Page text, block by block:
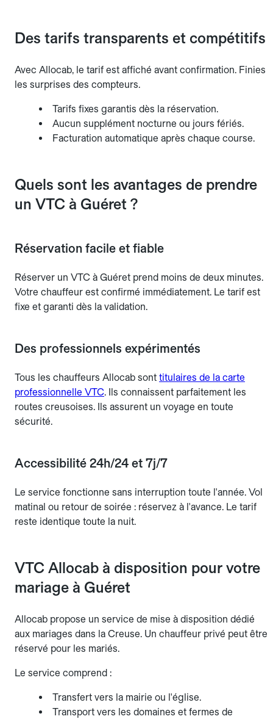
Des tarifs transparents et compétitifs
Avec Allocab, le tarif est affiché avant confirmation. Finies
les surprises des compteurs.
Tarifs fixes garantis dès la réservation.
Aucun supplément nocturne ou jours fériés.
Facturation automatique après chaque course.
Quels sont les avantages de prendre
un VTC à Guéret ?
Réservation facile et fiable
Réserver un VTC à Guéret prend moins de deux minutes.
Votre chauffeur est confirmé immédiatement. Le tarif est
fixe et garanti dès la validation.
Des professionnels expérimentés
Tous les chauffeurs Allocab sont titulaires de la carte
professionnelle VTC. Ils connaissent parfaitement les
routes creusoises. Ils assurent un voyage en toute
sécurité.
Accessibilité 24h/24 et 7j/7
Le service fonctionne sans interruption toute l'année. Vol
matinal ou retour de soirée : réservez à l'avance. Le tarif
reste identique toute la nuit.
VTC Allocab à disposition pour votre
mariage à Guéret
Allocab propose un service de mise à disposition dédié
aux mariages dans la Creuse. Un chauffeur privé peut être
réservé pour les mariés.
Le service comprend :
Transfert vers la mairie ou l'église.
Transport vers les domaines et fermes de